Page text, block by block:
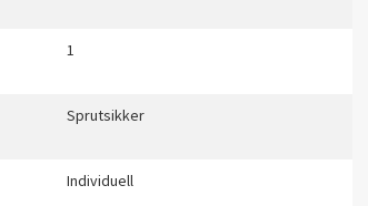
1
Sprutsikker
Individuell